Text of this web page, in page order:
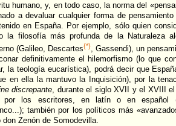
humano, y, en todo caso, la norma del
a devaluar cualquier forma de
en España. Por ejemplo, sólo quien
la filosofía más profunda de la Naturaleza
(Galileo, Descartes{*}, Gassendi), un
definitivamente el hilemorfismo (lo que
la teología eucarística), podrá decir que
en ella la mantuvo la Inquisición), por la
discrepante, durante el siglo XVII y el XVIII
por los escritores, en latín o en español
también por los políticos más
don Zenón de Somodevilla.